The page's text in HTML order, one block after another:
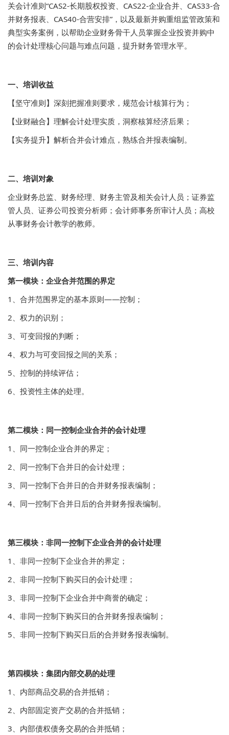
关会计准则“CAS2-长期股权投资、CAS22-企业合并、CAS33-合
并财务报表、CAS40-合营安排”，以及最新并购重组监管政策和
典型实务案例，以帮助企业财务骨干人员掌握企业投资并购中
的会计处理核心问题与难点问题，提升财务管理水平。
一、培训收益
【坚守准则】深刻把握准则要求，规范会计核算行为；
【业财融合】理解会计处理实质，洞察核算经济后果；
【实务提升】解析合并会计难点，熟练合并报表编制。
二、培训对象
企业财务总监、财务经理、财务主管及相关会计人员；证券监
管人员、证券公司投资分析师；会计师事务所审计人员；高校
从事财务会计教学的教师。
三、培训内容
第一模块：企业合并范围的界定
1、合并范围界定的基本原则——控制；
2、权力的识别；
3、可变回报的判断；
4、权力与可变回报之间的关系；
5、控制的持续评估；
6、投资性主体的处理。
第二模块：同一控制企业合并的会计处理
1、同一控制企业合并的界定；
2、同一控制下合并日的会计处理；
3、同一控制下合并日的合并财务报表编制；
4、同一控制下合并日后的合并财务报表编制。
第三模块：非同一控制下企业合并的会计处理
1、非同一控制下企业合并的界定；
2、非同一控制下购买日的会计处理；
3、非同一控制下企业合并中商誉的确定；
4、非同一控制下购买日的合并财务报表编制；
5、非同一控制下购买日后的合并财务报表编制。
第四模块：集团内部交易的处理
1、内部商品交易的合并抵销；
2、内部固定资产交易的合并抵销；
3、内部债权债务交易的合并抵销；